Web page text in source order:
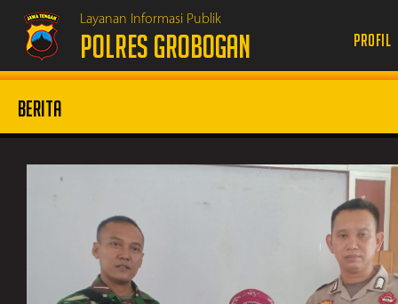
Layanan Informasi Publik
POLRES GROBOGAN Profil
Berita